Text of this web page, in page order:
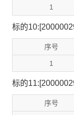
1
标的
序号
1
标的
序号